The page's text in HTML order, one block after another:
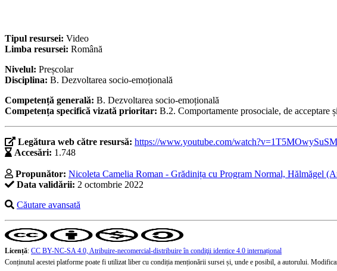
Tipul resursei: Video
Limba resursei: Română
Nivelul: Preșcolar
Disciplina: B. Dezvoltarea socio-emoțională
Competență generală: B. Dezvoltarea socio-emoțională
Competența specifică vizată prioritar: B.2. Comportamente prosociale, de acceptare
Legătura web către resursă: https://www.youtube.com/watch?v=1T5MOwySuSM
Accesări: 1.748
Propunător: Nicoleta Camelia Roman - Grădinița cu Program Normal, Hălmăgel
Data validării: 2 octombrie 2022
Căutare avansată
Licență: CC BY-NC-SA 4.0, Atribuire-necomercial-distribuire în condiţii identice 4.0 internațional
Conținutul acestei platforme poate fi utilizat liber cu condiția menționării sursei și, unde e posibil, a autorului.